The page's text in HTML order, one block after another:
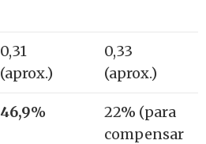
0,31
(aprox.)
0,33
(aprox.)
46,9%
22% (para
compensar